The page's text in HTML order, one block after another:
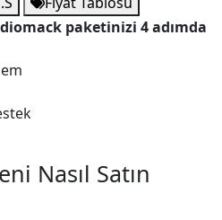
paketinizi 4 adımda
Nasıl Satın